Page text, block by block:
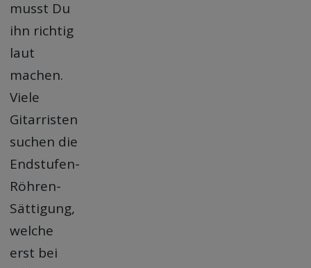
musst Du
ihn richtig
laut
machen.
Viele
Gitarristen
suchen die
Endstufen-
Röhren-
Sättigung,
welche
erst bei